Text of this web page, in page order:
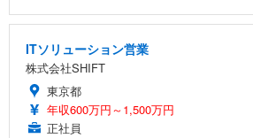
ITソリューション営業
株式会社SHIFT
東京都
年収600万円～1,500万円
正社員